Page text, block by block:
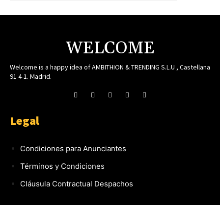
WELCOME
Welcome is a happy idea of AMBITHION & TRENDING S.L.U , Castellana
91 4-1. Madrid.
Legal
Condiciones para Anunciantes
Términos y Condiciones
Cláusula Contractual Despachos